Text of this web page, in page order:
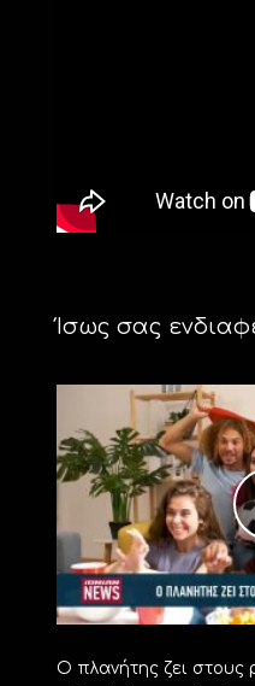
Ίσως σας
Ο πλανήτης ζει στους